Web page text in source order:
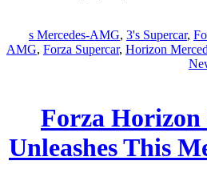
, 3's Supercar,
AMG, Forza Supercar, Horizon
Forza Horizon
Unleashes This